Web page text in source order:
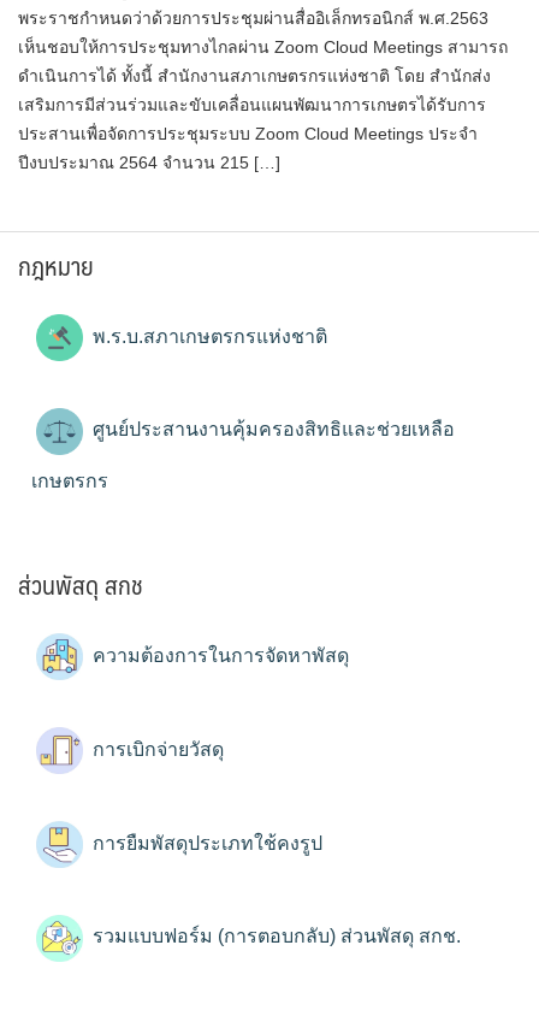
พระราชกำหนดว่าด้วยการประชุมผ่านสื่ออิเล็กทรอนิกส์ พ.ศ.2563
เห็นชอบให้การประชุมทางไกลผ่าน Zoom Cloud Meetings สามารถ
ดำเนินการได้ ทั้งนี้ สำนักงานสภาเกษตรกรแห่งชาติ โดย สำนักส่ง
เสริมการมีส่วนร่วมและขับเคลื่อนแผนพัฒนาการเกษตรได้รับการ
ประสานเพื่อจัดการประชุมระบบ Zoom Cloud Meetings ประจำ
ปีงบประมาณ 2564 จำนวน 215 […]
กฎหมาย
พ.ร.บ.สภาเกษตรกรแห่งชาติ
ศูนย์ประสานงานคุ้มครองสิทธิและช่วยเหลือ
เกษตรกร
ส่วนพัสดุ สกช
ความต้องการในการจัดหาพัสดุ
การเบิกจ่ายวัสดุ
การยืมพัสดุประเภทใช้คงรูป
รวมแบบฟอร์ม (การตอบกลับ) ส่วนพัสดุ สกช.